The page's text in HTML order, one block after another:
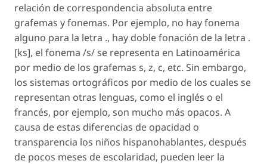
relación de correspondencia absoluta entre
grafemas y fonemas. Por ejemplo, no hay fonema
alguno para la letra ., hay doble fonación de la letra .
[ks], el fonema /s/ se representa en Latinoamérica
por medio de los grafemas s, z, c, etc. Sin embargo,
los sistemas ortográficos por medio de los cuales se
representan otras lenguas, como el inglés o el
francés, por ejemplo, son mucho más opacos. A
causa de estas diferencias de opacidad o
transparencia los niños hispanohablantes, después
de pocos meses de escolaridad, pueden leer la